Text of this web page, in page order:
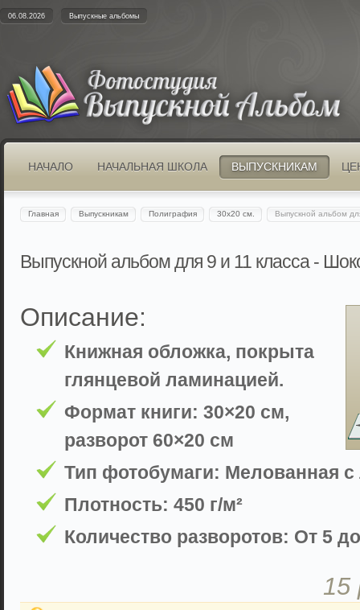
06.08.2026 Выпускные альбомы
НАЧАЛО НАЧАЛЬНАЯ ШКОЛА ВЫПУСКНИКАМ
Главная Выпускникам Полиграфия 30x20 см. Выпускной альбом
Выпускной альбом для 9 и 11 класса -
Описание:
Книжная обложка, покрыта
глянцевой ламинацией.
Формат книги: 30×20 см,
разворот 60×20 см
Тип фотобумаги: Мелованная
Плотность: 450 г/м²
Количество разворотов: От 5
15